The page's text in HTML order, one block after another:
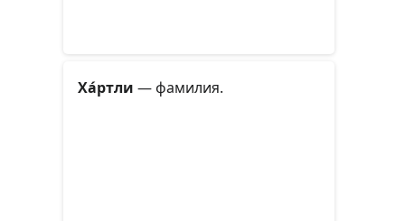
Ха́ртли — фамилия.